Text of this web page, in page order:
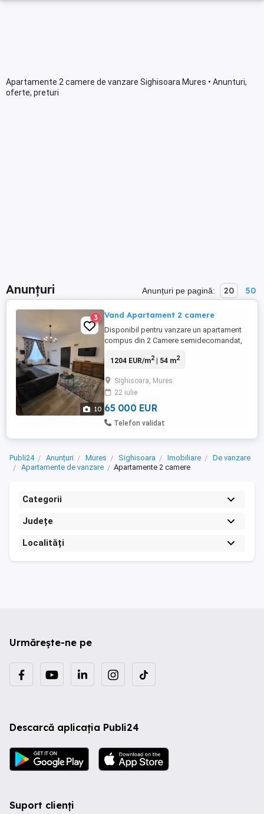
Apartamente 2 camere de vanzare Sighisoara Mures • Anunturi,
oferte, preturi
Anunțuri Anunțuri pe pagină: 20 50
10
3 Vand Apartament 2 camere
Disponibil pentru vanzare un apartament
compus din 2 Camere semidecomandat,
suprafata de 54mp utili, compartimentat
Dotari: geamuri termopan, centrala
termica si soba teracota pe gaz, fatada
renovata. Se vinde complet ...
1204 EUR/m2| 54 m2
Sighisoara, Mures
22 iulie
65 000 EUR
Telefon validat
Publi24 Anunțuri Mures Sighisoara Imobiliare
De vanzare
Apartamente de vanzare
Apartamente 2 camere
Categorii
Județe
Localități
Urmărește-ne pe
Descarcă aplicația Publi24
Suport clienți